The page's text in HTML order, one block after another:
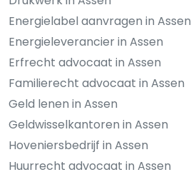
Energielabel aanvragen in Assen
Energieleverancier in Assen
Erfrecht advocaat in Assen
Familierecht advocaat in Assen
Geld lenen in Assen
Geldwisselkantoren in Assen
Hoveniersbedrijf in Assen
Huurrecht advocaat in Assen